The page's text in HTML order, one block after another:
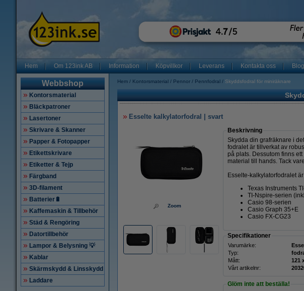
Hem Om 123ink AB Information Köpvillkor Leverans Kontakta oss
Webbshop
Kontorsmaterial
Bläckpatroner
Lasertoner
Skrivare & Skanner
Papper & Fotopapper
Etikettskrivare
Etiketter & Tejp
Färgband
3D-filament
Batterier🔋
Kaffemaskin & Tillbehör
Städ & Rengöring
Datortillbehör
Lampor & Belysning 💡
Kablar
Skärmskydd & Linsskydd
Laddare
Hem Kontorsmaterial Pennor Pennfodral Skyddsfodral för miniräknare
Esselte kalkylatorfodral | svart
Zoom
Beskrivning
Skydda din grafräknare i
fodralet är tillverkat av
på plats. Dessutom finns
material till hands. Tack
Esselte-kalkylatorfodralet
Texas Instruments
TI-Nspire-serien
Casio 98-serien
Casio Graph 35+E
Casio FX-CG23
Specifikationer
Varumärke:
Typ:
Mått:
Vårt artikelnr:
Glöm inte att beställa!